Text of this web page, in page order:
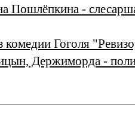
Пошлёпкина -
комедии Гоголя
Держиморда -